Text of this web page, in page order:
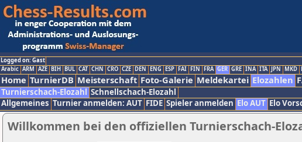
Logged on: Gast
Arabic ARM AZE BIH BUL CAT CHN CRO CZE DEN ENG ESP FAI FIN FRA GER GRE INA ITA JPN MKD
Home TurnierDB Meisterschaft Foto-Galerie Meldekartei Elozahlen
Turnierschach-Elozahl Schnellschach-Elozahl
Allgemeines Turnier anmelden: AUT FIDE Spieler anmelden Elo AUT Elo
Willkommen bei den offiziellen Turnierschach-